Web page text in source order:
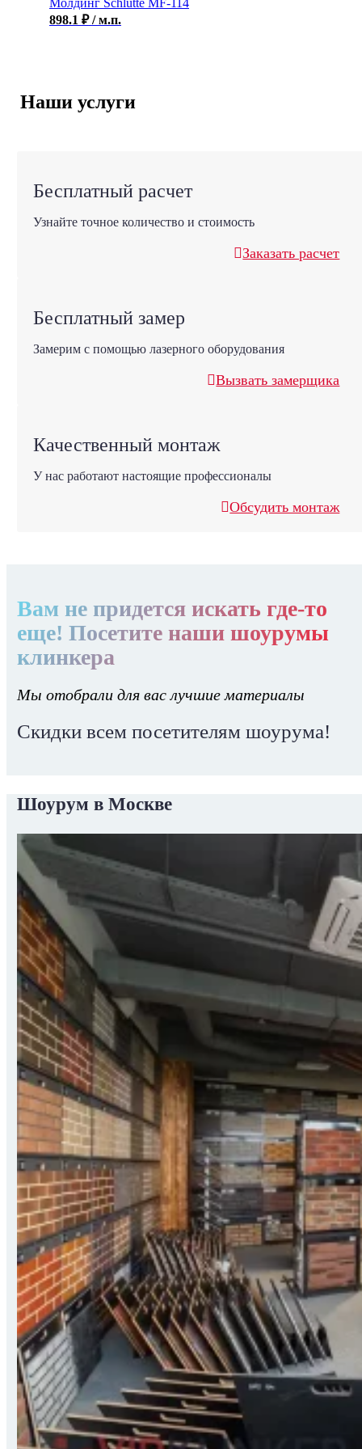
Молдинг Schlutte MF-114
898.1 ₽ / м.п.
Наши услуги
Бесплатный расчет
Узнайте точное количество и стоимость
Заказать расчет
Бесплатный замер
Замерим с помощью лазерного оборудования
Вызвать замерщика
Качественный монтаж
У нас работают настоящие профессионалы
Обсудить монтаж
Вам не придется искать где-то
еще! Посетите наши шоурумы
клинкера
Мы отобрали для вас лучшие материалы
Скидки всем посетителям шоурума!
Шоурум в Москве